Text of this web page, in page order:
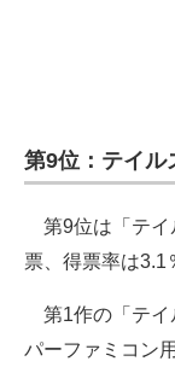
第9位：テイル
第9位は「テイ
票、得票率は3.1
第1作の「テイ
パーファミコン